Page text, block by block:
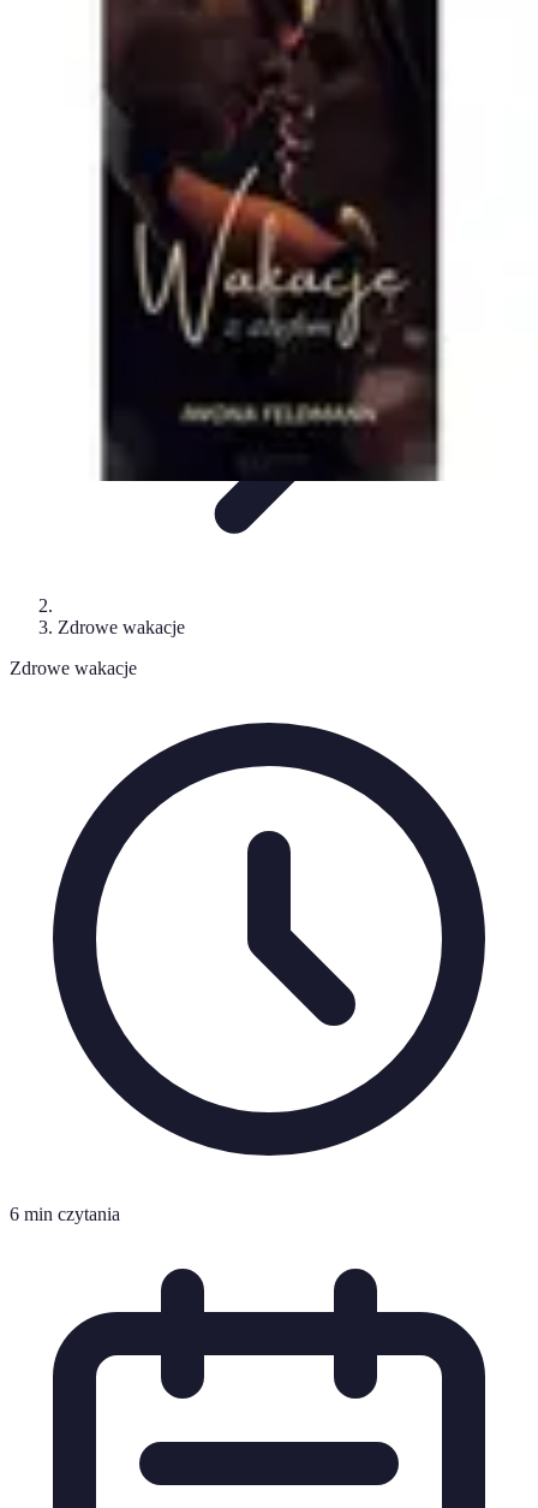
Rodzinne Wakacje Aktywne Wakacje
Zdrowe wakacje
Zdrowe wakacje
6 min czytania